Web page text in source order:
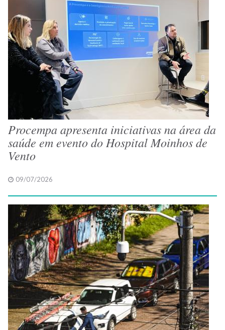
Procempa apresenta iniciativas na área da
saúde em evento do Hospital Moinhos de
Vento
09/07/2026